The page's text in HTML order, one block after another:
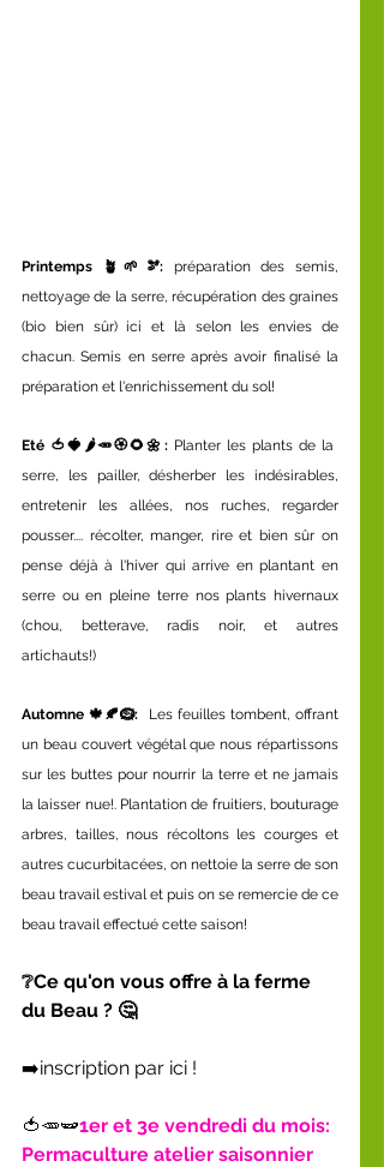
Printemps 🪴🌱🫘: préparation des semis,
nettoyage de la serre, récupération des graines
(bio bien sûr) ici et là selon les envies de
chacun. Semis en serre après avoir finalisé la
préparation et l'enrichissement du sol!
Eté 🍅🍓🌶️🥕🏵️🌻🌼: Planter les plants de la
serre, les pailler, désherber les indésirables,
entretenir les allées, nos ruches, regarder
pousser.... récolter, manger, rire et bien sûr on
pense déjà à l'hiver qui arrive en plantant en
serre ou en pleine terre nos plants hivernaux
(chou, betterave, radis noir, et autres
artichauts!)
Automne 🍁🍂🪹:
Les feuilles tombent, offrant
un beau couvert végétal que nous répartissons
sur les buttes pour nourrir la terre et ne jamais
la laisser nue!. Plantation de fruitiers, bouturage
arbres, tailles, nous récoltons les courges et
autres cucurbitacées, on nettoie la serre de son
beau travail estival et puis on se remercie de ce
beau travail effectué cette saison!
❔Ce qu'on vous offre à la ferme
du Beau ? 🤔
➡️inscription par ici !
🍅🥕🫛1er et 3e vendredi du mois:
Permaculture atelier saisonnier